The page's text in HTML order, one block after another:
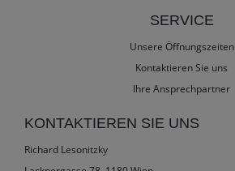
SERVICE
Unsere Öffnungszeiten
Kontaktieren Sie uns
Ihre Ansprechpartner
KONTAKTIEREN SIE UNS
Richard Lesonitzky